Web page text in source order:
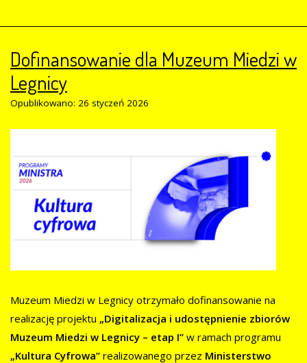
Dofinansowanie dla Muzeum Miedzi w
Legnicy
Opublikowano: 26 styczeń 2026
Muzeum Miedzi w Legnicy otrzymało dofinansowanie na
realizację projektu „Digitalizacja i udostępnienie zbiorów
Muzeum Miedzi w Legnicy – etap I” w ramach programu
„Kultura Cyfrowa” realizowanego przez Ministerstwo